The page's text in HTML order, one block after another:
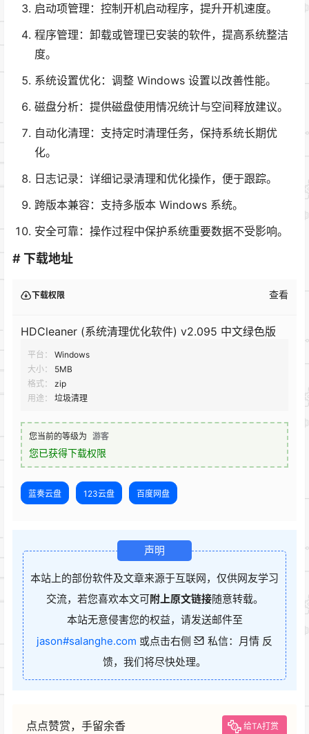
启动项管理：控制开机启动程序，提升开机速度。
程序管理：卸载或管理已安装的软件，提高系统整洁
度。
系统设置优化：调整 Windows 设置以改善性能。
磁盘分析：提供磁盘使用情况统计与空间释放建议。
自动化清理：支持定时清理任务，保持系统长期优
化。
日志记录：详细记录清理和优化操作，便于跟踪。
跨版本兼容：支持多版本 Windows 系统。
安全可靠：操作过程中保护系统重要数据不受影响。
# 下载地址
下载权限 查看
HDCleaner (系统清理优化软件) v2.095 中文绿色版
平台：
Windows
大小：
5MB
格式：
zip
用途：
垃圾清理
您当前的等级为 游客
您已获得下载权限
蓝奏云盘 123云盘 百度网盘
声明
本站上的部份软件及文章来源于互联网，仅供网友学习
交流，若您喜欢本文可附上原文链接随意转载。
本站无意侵害您的权益，请发送邮件至
jason#salanghe.com 或点击右侧
私信：月情 反
馈，我们将尽快处理。
点点赞赏，手留余香 给TA打赏